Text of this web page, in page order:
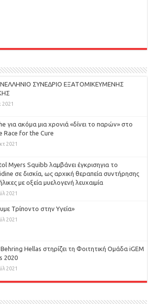
ΣΥΝΕΔΡΙΟ ΕΞΑΤΟΜΙΚΕΥΜΕΝΗΣ
2021
για ακόμα μια χρονιά «δίνει το παρών» στο
Race for the Cure
2021
Myers Squibb λαμβάνει έγκρισηγια το
σε δισκία, ως αρχική θεραπεία συντήρησης
με οξεία μυελογενή λευχαιμία
2021
Τρίποντο στην Υγεία»
2021
Behring Hellas στηρίζει τη Φοιτητική Ομάδα iGEM
2020
2021